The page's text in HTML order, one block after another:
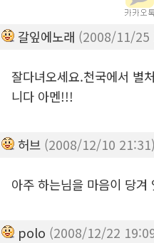
갈잎에노래 (2008/11/25
잘다녀오세요.천국에서 별
니다 아멘!!!
허브 (2008/12/10 21:31)
아주 하는님을 마음이 당겨
polo (2008/12/22